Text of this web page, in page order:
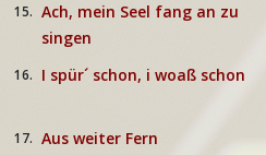
15. Ach, mein Seel fang an zu
singen
16. I spür´ schon, i woaß schon
17. Aus weiter Fern